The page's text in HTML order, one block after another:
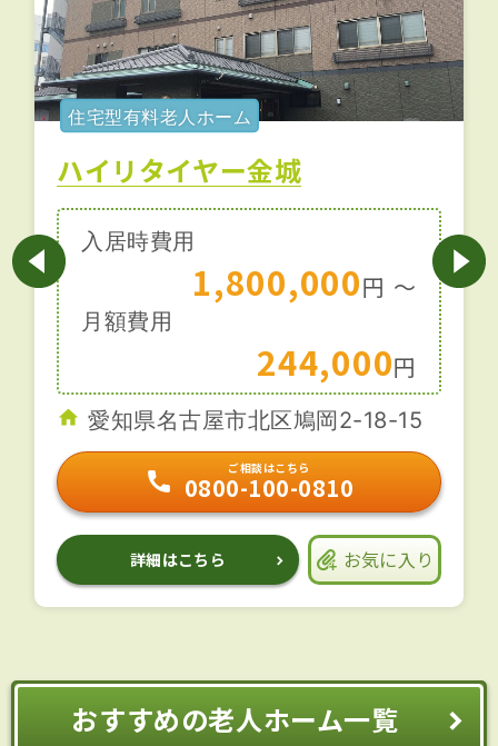
住宅型有料老人ホーム
ハイリタイヤー金城
入居時費用
1,800,000円 〜
月額費用
244,000円
愛知県名古屋市北区鳩岡2-18-15
ご相談はこちら
0800-100-0810
詳細はこちら お気に入り
おすすめの老人ホーム一覧